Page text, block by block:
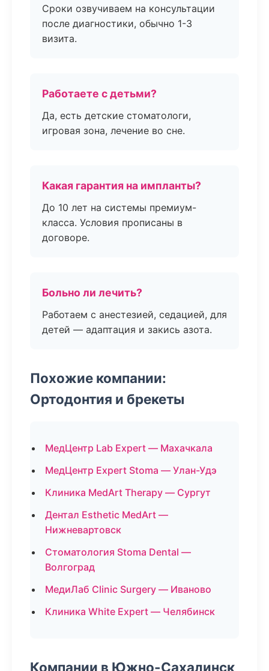
Сроки озвучиваем на консультации
после диагностики, обычно 1-3
визита.
Работаете с детьми?
Да, есть детские стоматологи,
игровая зона, лечение во сне.
Какая гарантия на импланты?
До 10 лет на системы премиум-
класса. Условия прописаны в
договоре.
Больно ли лечить?
Работаем с анестезией, седацией, для
детей — адаптация и закись азота.
Похожие компании:
Ортодонтия и брекеты
МедЦентр Lab Expert — Махачкала
МедЦентр Expert Stoma — Улан-Удэ
Клиника MedArt Therapy — Сургут
Дентал Esthetic MedArt —
Нижневартовск
Стоматология Stoma Dental —
Волгоград
МедиЛаб Clinic Surgery — Иваново
Клиника White Expert — Челябинск
Компании в Южно-Сахалинск